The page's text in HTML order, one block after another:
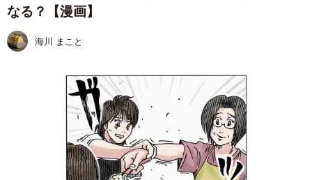
なる？【漫画】
海川 まこと